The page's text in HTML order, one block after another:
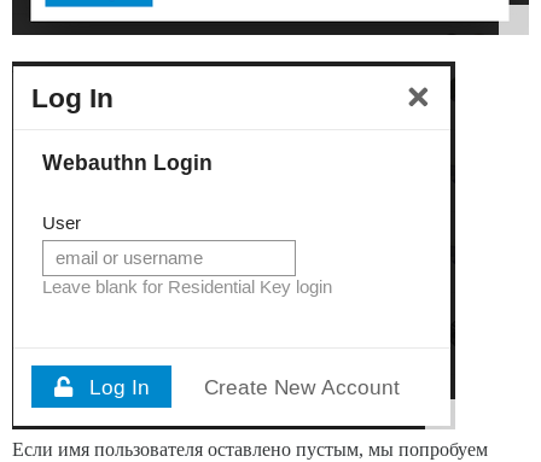
Если имя пользователя оставлено пустым, мы попробуем